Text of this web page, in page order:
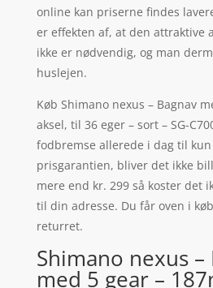
online kan priserne findes
er effekten af, at den attraktive
ikke er nødvendig, og man
huslejen.
Køb Shimano nexus – Bagnav
aksel, til 36 eger – sort – SG-
fodbremse allerede i dag til kun
prisgarantien, bliver det ikke
mere end kr. 299 så koster det
til din adresse. Du får oven i
returret.
Shimano nexus –
med 5 gear –